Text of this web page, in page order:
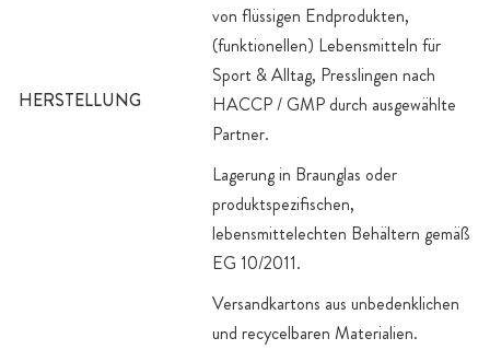
HERSTELLUNG
von flüssigen Endprodukten,
(funktionellen) Lebensmitteln für
Sport & Alltag, Presslingen nach
HACCP / GMP durch ausgewählte
Partner.
Lagerung in Braunglas oder
produktspezifischen,
lebensmittelechten Behältern gemäß
EG 10/2011.
Versandkartons aus unbedenklichen
und recycelbaren Materialien.